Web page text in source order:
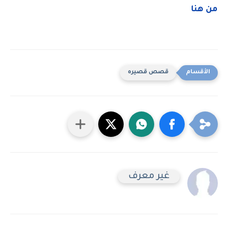
من هنا
قصص قصيره
غير معرف